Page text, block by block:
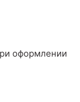
оформлении